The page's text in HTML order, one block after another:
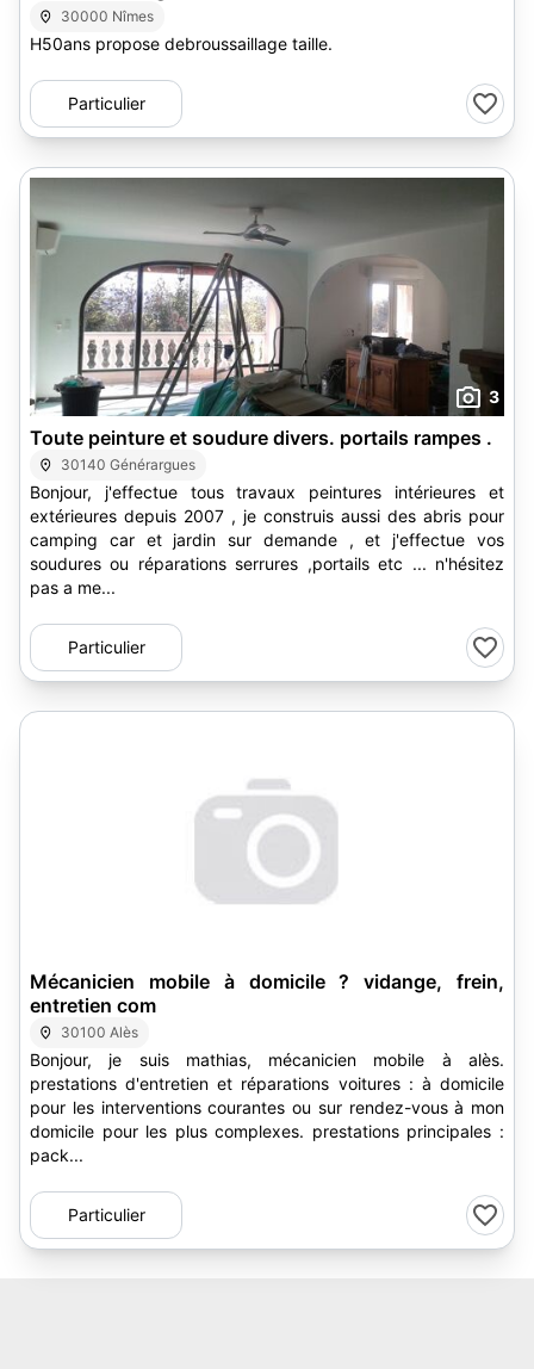
30000 Nîmes
H50ans propose debroussaillage taille.
Particulier
3
Toute peinture et soudure divers. portails rampes .
30140 Générargues
Bonjour, j'effectue tous travaux peintures intérieures et
extérieures depuis 2007 , je construis aussi des abris pour
camping car et jardin sur demande , et j'effectue vos
soudures ou réparations serrures ,portails etc ... n'hésitez
pas a me...
Particulier
Mécanicien mobile à domicile ? vidange, frein,
entretien com
30100 Alès
Bonjour, je suis mathias, mécanicien mobile à alès.
prestations d'entretien et réparations voitures : à domicile
pour les interventions courantes ou sur rendez-vous à mon
domicile pour les plus complexes. prestations principales :
pack...
Particulier